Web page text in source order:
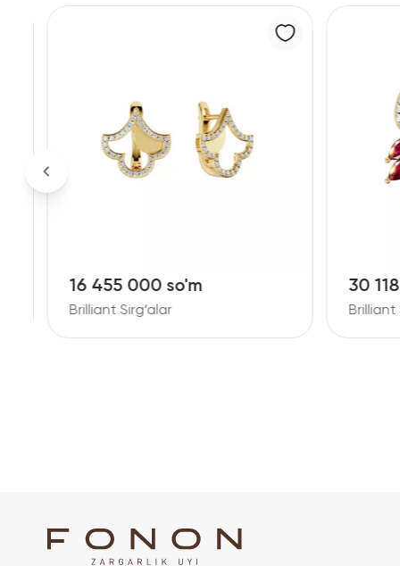
16 455 000 so'm
Brilliant Sirg‘alar
30
Brilliant